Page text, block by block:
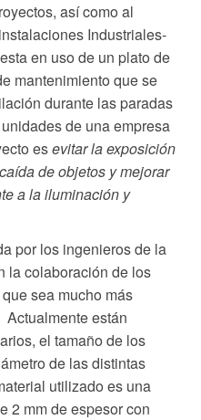
así como al
Industriales-
en uso de un plato de
mantenimiento que se
durante las paradas
de una empresa
esevitar la exposición
de objetos y mejorar
a la iluminación y
por los ingenieros de la
la colaboración de los
sea mucho más
están
el tamaño de los
de las distintas
utilizado es una
2 mm de espesor con